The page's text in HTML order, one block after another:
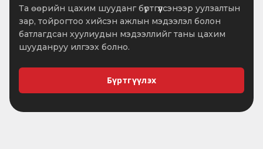
Та өөрийн цахим шууданг бүртгүүлсэнээр уулзалтын
зар, тойрогтоо хийсэн ажлын мэдээлэл болон
батлагдсан хуулиудын мэдээллийг таны цахим
шууданруу илгээх болно.
Бүртгүүлэх